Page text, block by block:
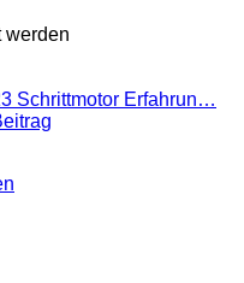
werden
Schrittmotor Erfahrun…